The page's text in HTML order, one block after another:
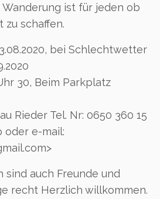
ist für jeden ob
zu schaffen.
bei Schlechtwetter
30, Beim Parkplatz
Rieder Tel. Nr: 0650 360 15
oder e-mail:
auch Freunde und
recht Herzlich willkommen.